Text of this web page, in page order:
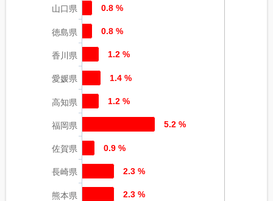
山口県
徳島県
香川県
愛媛県
高知県
福岡県
佐賀県
長崎県
熊本県
0.8 %
0.8 %
1.2 %
1.4 %
1.2 %
5.2 %
0.9 %
2.3 %
2.3 %